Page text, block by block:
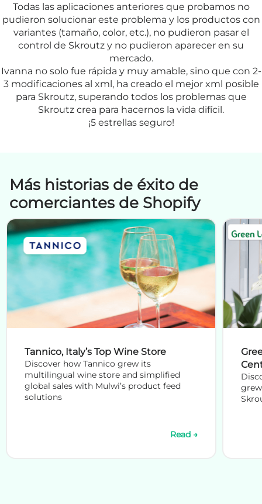
Todas las aplicaciones anteriores que probamos no
pudieron solucionar este problema y los productos con
variantes (tamaño, color, etc.), no pudieron pasar el
control de Skroutz y no pudieron aparecer en su
mercado.
Ivanna no solo fue rápida y muy amable, sino que con 2-
3 modificaciones al xml, ha creado el mejor xml posible
para Skroutz, superando todos los problemas que
Skroutz crea para hacernos la vida difícil.
¡5 estrellas seguro!
Más historias de éxito de
comerciantes de Shopify
Tannico, Italy’s Top Wine Store
Discover how Tannico grew its
multilingual wine store and simplified
global sales with Mulwi’s product feed
solutions
Read →